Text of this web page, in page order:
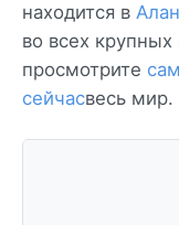
находится в
во всех крупных
просмотрите
сейчасвесь мир.